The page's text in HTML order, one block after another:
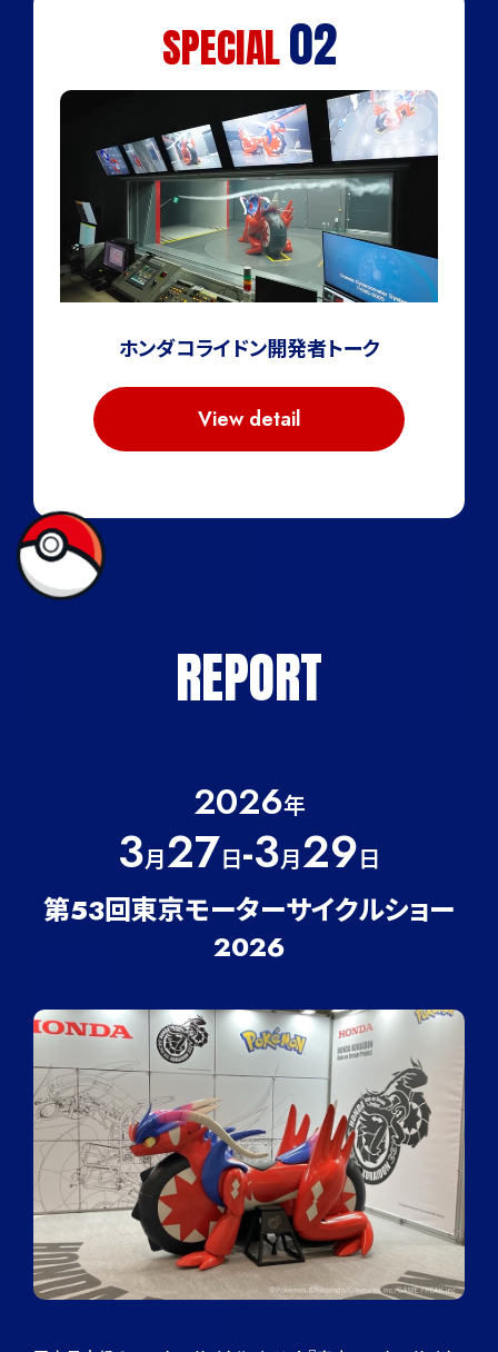
Honda Topics
SPECIAL02
ホンダコライドン開発者トーク
View detail
REPORT
2026年
3月27日-3月29日
第53回東京モーターサイクルショー
2026